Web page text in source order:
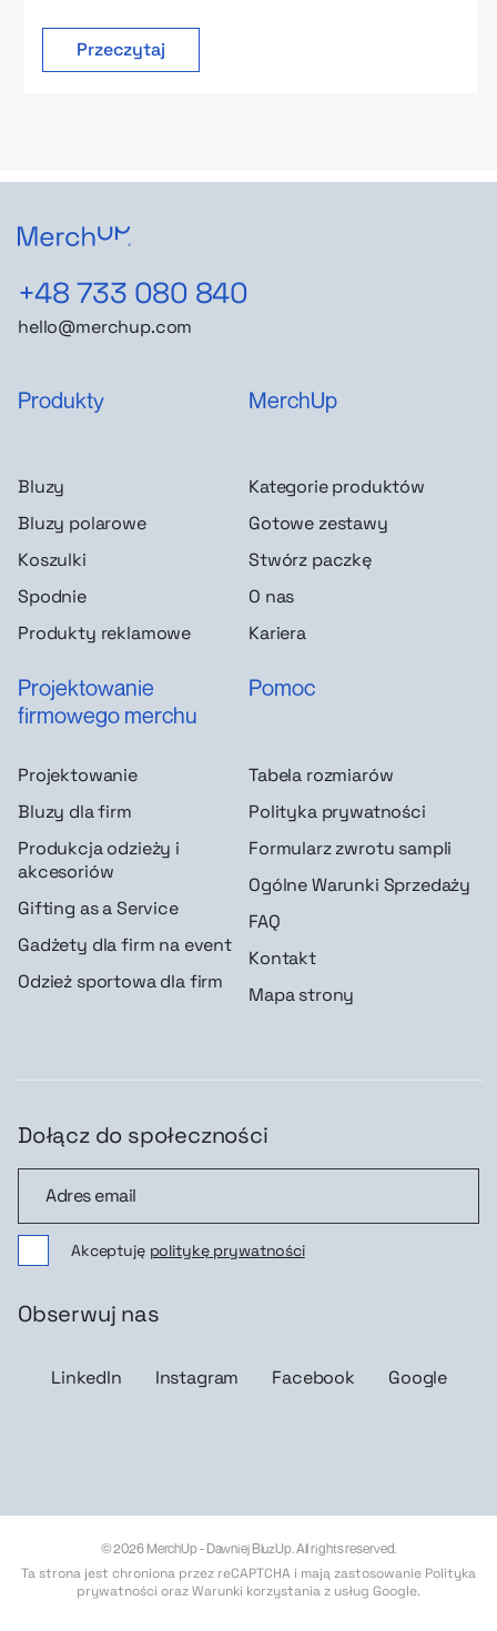
Przeczytaj
+48 733 080 840
hello@merchup.com
Produkty
Bluzy
Bluzy polarowe
Koszulki
Spodnie
Produkty reklamowe
MerchUp
Kategorie produktów
Gotowe zestawy
Stwórz paczkę
O nas
Kariera
Projektowanie
firmowego merchu
Projektowanie
Bluzy dla firm
Produkcja odzieży i
akcesoriów
Gifting as a Service
Gadżety dla firm na event
Odzież sportowa dla firm
Pomoc
Tabela rozmiarów
Polityka prywatności
Formularz zwrotu sampli
Ogólne Warunki Sprzedaży
FAQ
Kontakt
Mapa strony
Dołącz do społeczności
Akceptuję politykę prywatności
Obserwuj nas
LinkedIn Instagram Facebook Google
© 2026 MerchUp - Dawniej BluzUp. All rights reserved.
Ta strona jest chroniona przez reCAPTCHA i mają zastosowanie Polityka
prywatności orazWarunki korzystania z usług Google.